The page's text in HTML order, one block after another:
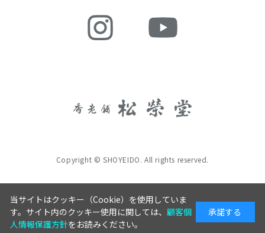
Copyright © SHOYEIDO. All rights reserved.
当サイトはクッキー（Cookie）を使用していま
す。サイト内のクッキー使用に関しては、 顧客個
人情報保護方針をお読みください。
承諾する